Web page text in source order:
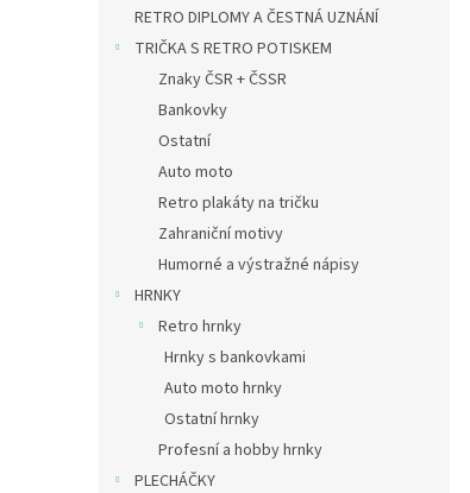
RETRO DIPLOMY A ČESTNÁ UZNÁNÍ
TRIČKA S RETRO POTISKEM
Znaky ČSR + ČSSR
Bankovky
Ostatní
Auto moto
Retro plakáty na tričku
Zahraniční motivy
Humorné a výstražné nápisy
HRNKY
Retro hrnky
Hrnky s bankovkami
Auto moto hrnky
Ostatní hrnky
Profesní a hobby hrnky
PLECHÁČKY